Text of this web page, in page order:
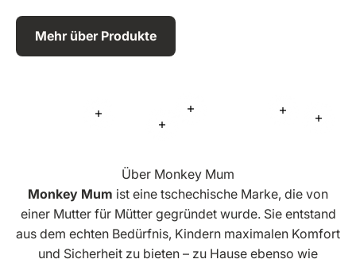
Mehr über Produkte
Mehr
Mehr InformationenMehr Informationen
Über Monkey Mum
Monkey Mum ist eine tschechische Marke, die von
einer Mutter für Mütter gegründet wurde. Sie entstand
aus dem echten Bedürfnis, Kindern maximalen Komfort
und Sicherheit zu bieten – zu Hause ebenso wie